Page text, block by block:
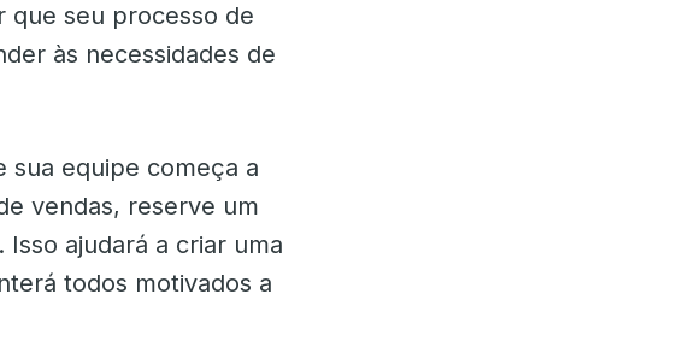
que seu processo de
às necessidades de
sua equipe começa a
vendas, reserve um
ajudará a criar uma
todos motivados a